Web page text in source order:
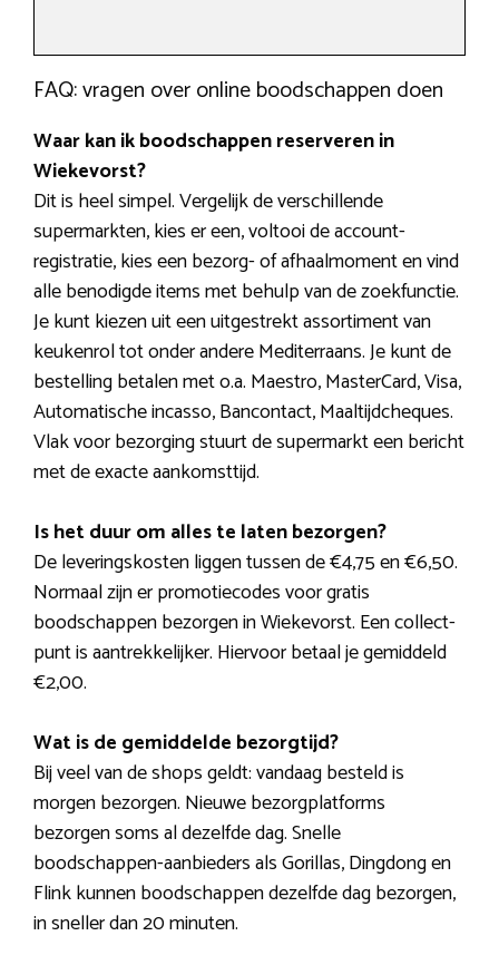
FAQ: vragen over online boodschappen doen
Waar kan ik boodschappen reserveren in
Wiekevorst?
Dit is heel simpel. Vergelijk de verschillende
supermarkten, kies er een, voltooi de account-
registratie, kies een bezorg- of afhaalmoment en vind
alle benodigde items met behulp van de zoekfunctie.
Je kunt kiezen uit een uitgestrekt assortiment van
keukenrol tot onder andere Mediterraans. Je kunt de
bestelling betalen met o.a. Maestro, MasterCard, Visa,
Automatische incasso, Bancontact, Maaltijdcheques.
Vlak voor bezorging stuurt de supermarkt een bericht
met de exacte aankomsttijd.
Is het duur om alles te laten bezorgen?
De leveringskosten liggen tussen de €4,75 en €6,50.
Normaal zijn er promotiecodes voor gratis
boodschappen bezorgen in Wiekevorst. Een collect-
punt is aantrekkelijker. Hiervoor betaal je gemiddeld
€2,00.
Wat is de gemiddelde bezorgtijd?
Bij veel van de shops geldt: vandaag besteld is
morgen bezorgen. Nieuwe bezorgplatforms
bezorgen soms al dezelfde dag. Snelle
boodschappen-aanbieders als Gorillas, Dingdong en
Flink kunnen boodschappen dezelfde dag bezorgen,
in sneller dan 20 minuten.